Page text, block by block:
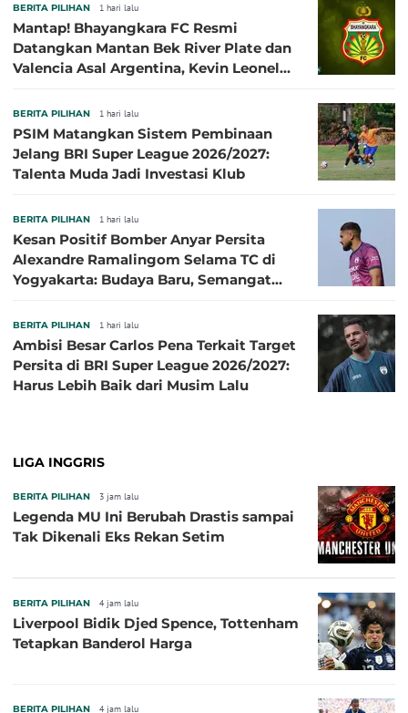
BERITA PILIHAN 1 hari lalu
Mantap! Bhayangkara FC Resmi
Datangkan Mantan Bek River Plate dan
Valencia Asal Argentina, Kevin Leonel
BERITA PILIHAN 1 hari lalu
PSIM Matangkan Sistem Pembinaan
Jelang BRI Super League 2026/2027:
Talenta Muda Jadi Investasi Klub
BERITA PILIHAN 1 hari lalu
Kesan Positif Bomber Anyar Persita
Alexandre Ramalingom Selama TC di
Yogyakarta: Budaya Baru, Semangat
BERITA PILIHAN 1 hari lalu
Ambisi Besar Carlos Pena Terkait Target
Persita di BRI Super League 2026/2027:
Harus Lebih Baik dari Musim Lalu
LIGA INGGRIS
BERITA PILIHAN 3 jam lalu
Legenda MU Ini Berubah Drastis sampai
Tak Dikenali Eks Rekan Setim
BERITA PILIHAN 4 jam lalu
Liverpool Bidik Djed Spence, Tottenham
Tetapkan Banderol Harga
BERITA PILIHAN 4 jam lalu